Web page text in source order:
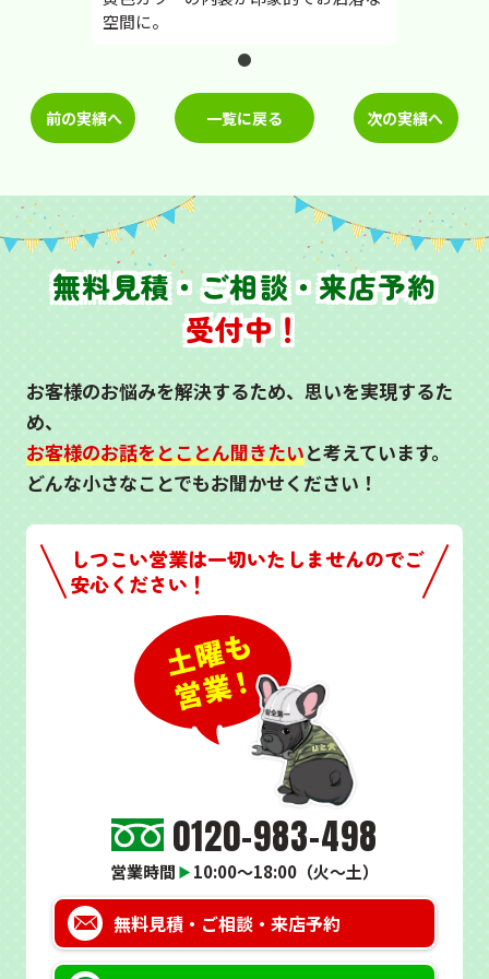
空間に。
前の実績へ 一覧に戻る 次の実績へ
無料見積・ご相談・来店予約
受付中！
お客様のお悩みを解決するため、思いを実現するた
め、
お客様のお話をとことん聞きたいと考えています。
どんな小さなことでもお聞かせください！
しつこい営業は一切いたしませんのでご
安心ください！
0120-983-498
営業時間 ▶ 10:00～18:00（火～土）
無料見積・ ご相談・来店予約